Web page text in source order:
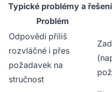
Typické problémy a
Problém
Odpovědi příliš
rozvláčné i přes
požadavek na
stručnost